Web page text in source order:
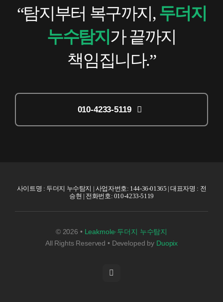
“탐지부터 복구까지, 두더지
누수탐지 가 끝까지
책임집니다.”
010-4233-5119
사이트명 : 두더지 누수탐지 | 사업자번호: 144-36-01365 | 대표자명 : 전
승현 | 전화번호: 010-4233-5119
© 2026 • Leakmole·두더지 누수탐지
All Rights Reserved • Developed by Duopix